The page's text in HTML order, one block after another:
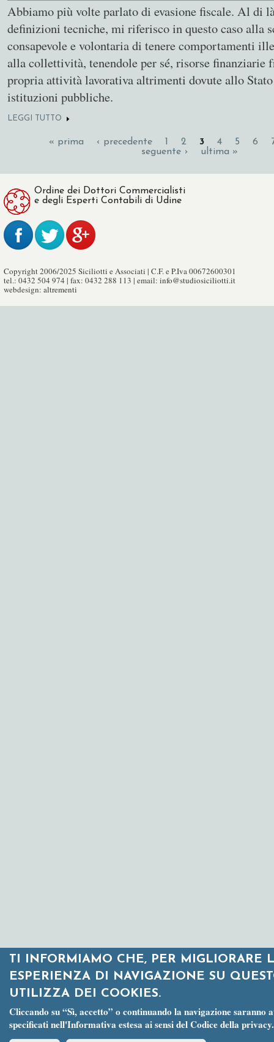
Abbiamo più volte parlato di evasione fiscale. Al di
definizioni tecniche, mi riferisco in questo caso alla
consapevole e volontaria di tenere comportamenti
alla collettività, tenendole per sé, risorse finanziarie
propria attività lavorativa altrimenti dovute allo
istituzioni pubbliche.
LEGGI TUTTO SU IL VERO PREZZO DELL'EVASIONE FISCALE
PAGINE« prima ‹ precedente 2 3 4 5 6
seguente ›
ultima »
Ordine dei Dottori Commercialisti
e degli Esperti Contabili di Udine
Copyright 2006/2025 Siciliotti e Associati | C.F. e P.Iva 00672600301
tel.: 0432 504 974 | fax: 0432 288 113 | email: info@studiosiciliotti.it
webdesign: altrementi
TI INFORMIAMO CHE, PER MIGLIORARE
ESPERIENZA DI NAVIGAZIONE SU
UTILIZZA DEI COOKIES.
Cliccando su “Sì, accetto” o continuando la navigazione saranno
specificati nell'Informativa estesa ai sensi del Codice della privacy.